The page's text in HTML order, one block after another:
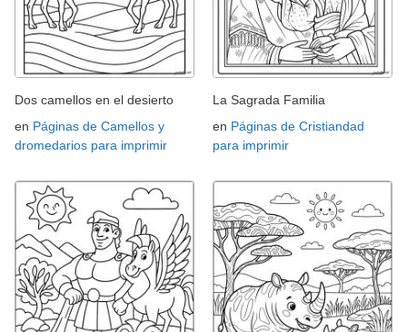
Dos camellos en el desierto
en Páginas de Camellos y
dromedarios para imprimir
La Sagrada Familia
en Páginas de Cristiandad
para imprimir